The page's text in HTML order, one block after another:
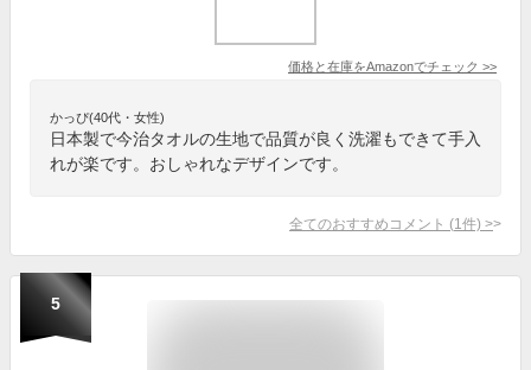
価格と在庫をAmazonでチェック >>
かっぴ(40代・女性)
日本製で今治タオルの生地で品質が良く洗濯もできて手入
れが楽です。おしゃれなデザインです。
全てのおすすめコメント (1 件) >
5